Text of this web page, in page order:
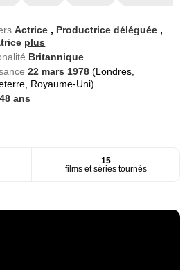
Actrice , Productrice déléguée ,
plus
Britannique
22 mars 1978(Londres,
Royaume-Uni)
48 ans
15
films et séries tournés